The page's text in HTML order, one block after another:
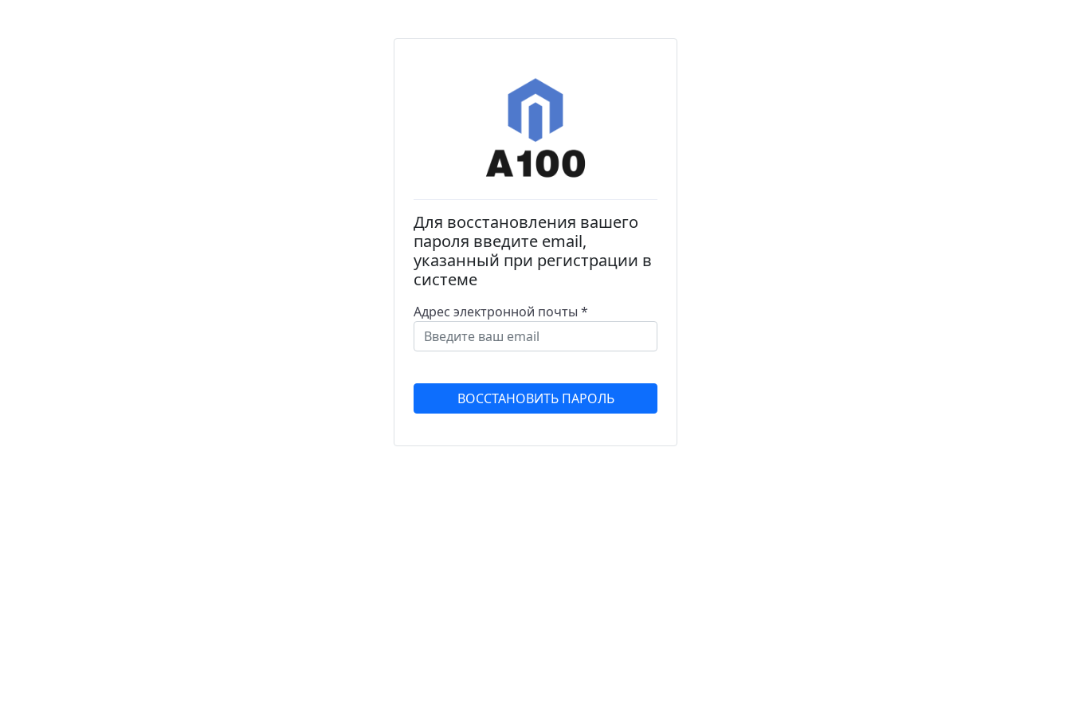
Для восстановления вашего
пароля введите email,
указанный при регистрации в
системе
Адрес электронной почты *
ВОССТАНОВИТЬ ПАРОЛЬ